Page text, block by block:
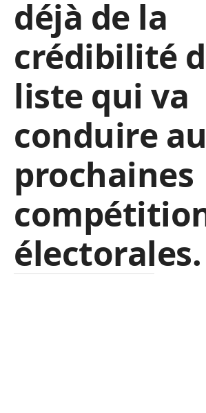
déjà de la
crédibilité
liste qui va
conduire
prochaines
électorales.